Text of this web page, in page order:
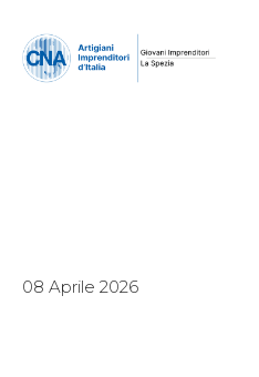
08 Aprile 2026